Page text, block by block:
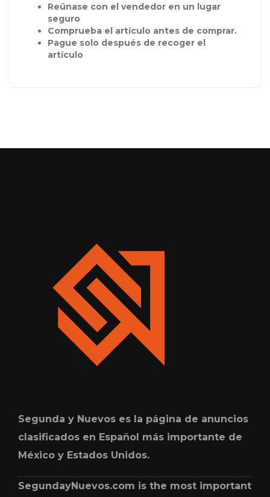
Reúnase con el vendedor en un lugar
seguro
Comprueba el artículo antes de comprar.
Pague solo después de recoger el
artículo
Segunda y Nuevos es la página de anuncios
clasificados en Español más importante de
México y Estados Unidos.
SegundayNuevos.com is the most important